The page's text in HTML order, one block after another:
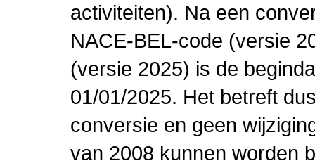
activiteiten). Na een
NACE-BEL-code (versie
(versie 2025) is de
01/01/2025. Het betreft
conversie en geen
van 2008 kunnen worden